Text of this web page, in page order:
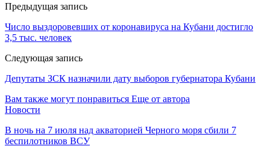
Предыдущая запись
Число выздоровевших от коронавируса на Кубани достигло
3,5 тыс. человек
Следующая запись
Депутаты ЗСК назначили дату выборов губернатора Кубани
Вам также могут понравиться Еще от автора
Новости
В ночь на 7 июля над акваторией Черного моря сбили 7
беспилотников ВСУ